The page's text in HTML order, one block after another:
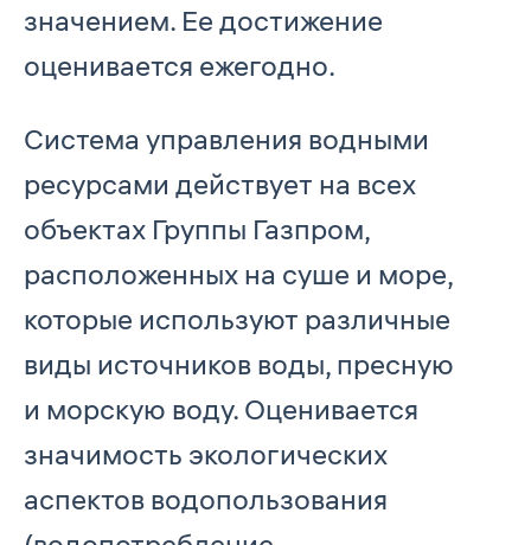
значением. Ее достижение
оценивается ежегодно.
Система управления водными
ресурсами действует на всех
объектах Группы Газпром,
расположенных на суше и море,
которые используют различные
виды источников воды, пресную
и морскую воду. Оценивается
значимость экологических
аспектов водопользования